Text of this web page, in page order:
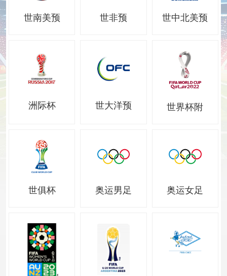
世南美预 世非预 世中北美预
洲际杯 世大洋预 世界杯附
世俱杯 奥运男足 奥运女足